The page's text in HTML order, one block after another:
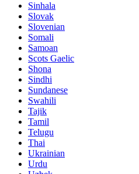
Sinhala
Slovak
Slovenian
Somali
Samoan
Scots Gaelic
Shona
Sindhi
Sundanese
Swahili
Tajik
Tamil
Telugu
Thai
Ukrainian
Urdu